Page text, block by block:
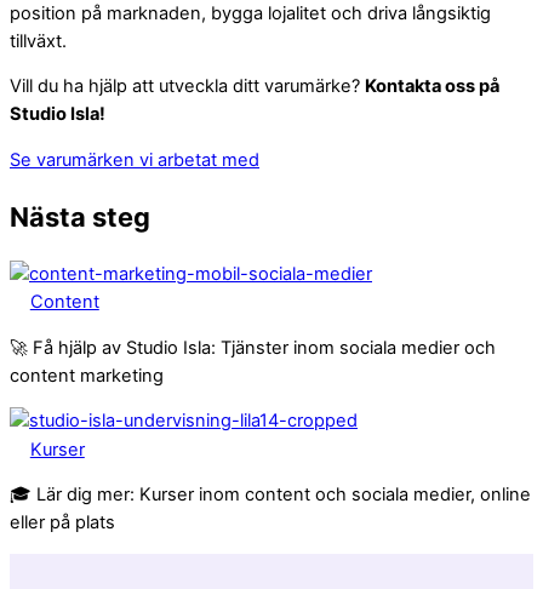
position på marknaden, bygga lojalitet och driva långsiktig
tillväxt.
Vill du ha hjälp att utveckla ditt varumärke? Kontakta oss på
Studio Isla!
Se varumärken vi arbetat med
Nästa steg
Content
🚀 Få hjälp av Studio Isla: Tjänster inom sociala medier och
content marketing
Kurser
🎓 Lär dig mer: Kurser inom content och sociala medier, online
eller på plats